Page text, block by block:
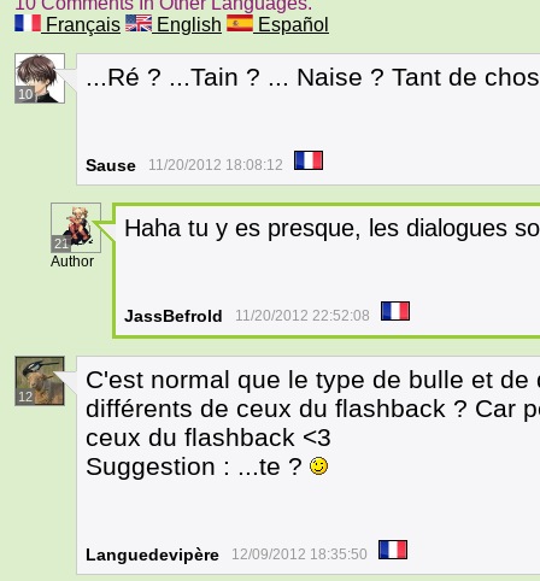
Français
English Español
10
...Ré ? ...Tain ? ... Naise ? Tant de
Sause 11/20/2012 18:08:12
21
Author
Haha tu y es presque, les dialogues
JassBefrold 11/20/2012 22:52:08
12
C'est normal que le type de bulle et
différents de ceux du flashback ? Car
ceux du flashback <3
Suggestion : ...te ?
Languedevipère 12/09/2012 18:35:50